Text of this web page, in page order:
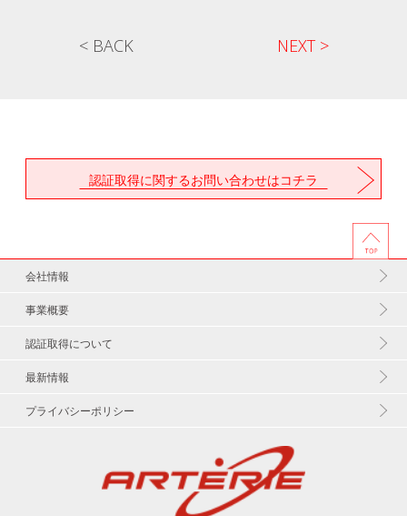
< BACK NEXT >
認証取得に関するお問い合わせはコチラ
会社情報
事業概要
認証取得について
最新情報
プライバシーポリシー